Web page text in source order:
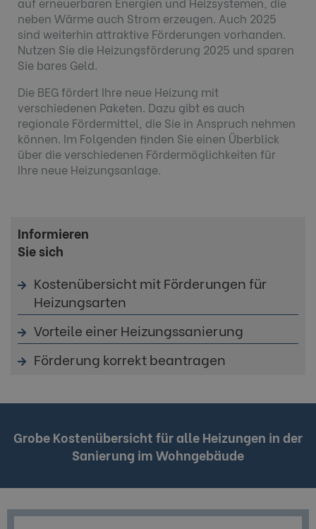
neben Wärme auch Strom erzeugen. Auch 2025
sind weiterhin attraktive Förderungen vorhanden.
Nutzen Sie die Heizungsförderung 2025 und sparen
Sie bares Geld.
Die BEG fördert Ihre neue Heizung mit
verschiedenen Paketen. Dazu gibt es auch
regionale Fördermittel, die Sie in Anspruch nehmen
können. Im Folgenden finden Sie einen Überblick
über die verschiedenen Fördermöglichkeiten für
Ihre neue Heizungsanlage.
Informieren
Sie sich
Kostenübersicht mit Förderungen für
Heizungsarten
Vorteile einer Heizungssanierung
Förderung korrekt beantragen
Grobe Kostenübersicht für alle Heizungen in der
Sanierung im Wohngebäude